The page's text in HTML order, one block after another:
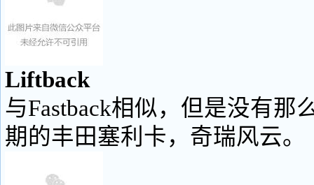
Liftback
与Fastback相似，但是没有那
期的丰田塞利卡，奇瑞风云。